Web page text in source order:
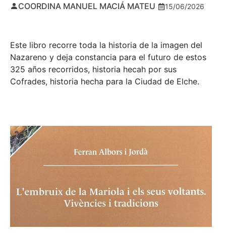
COORDINA MANUEL MACIÁ MATEU 15/06/2026
Este libro recorre toda la historia de la imagen del
Nazareno y deja constancia para el futuro de estos
325 años recorridos, historia hecah por sus
Cofrades, historia hecha para la Ciudad de Elche.